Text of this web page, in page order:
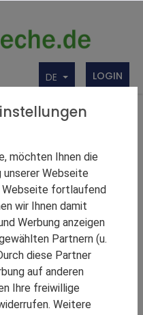
DE LOGIN
Euro
möchten Ihnen die
Webseite
Webseite fortlaufend
wir Ihnen damit
Werbung anzeigen
Partnern (u.
diese Partner
auf anderen
Ihre freiwillige
Weitere